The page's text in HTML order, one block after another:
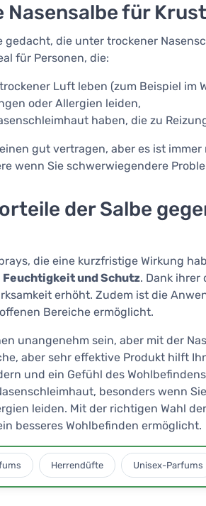
Nasensalbe für
gedacht, die unter trockener
für Personen, die:
Luft leben (zum Beispiel im
oder Allergien leiden,
haben, die zu
gut vertragen, aber es ist
wenn Sie schwerwiegendere
der Salbe
die eine kurzfristige Wirkung
Feuchtigkeit und Schutz. Dank ihrer
erhöht. Zudem ist die
Bereiche ermöglicht.
unangenehm sein, aber mit der
aber sehr effektive Produkt hilft
und ein Gefühl des
besonders wenn
leiden. Mit der richtigen Wahl
besseres Wohlbefinden ermöglicht.
Herrendüfte Unisex-Parfums